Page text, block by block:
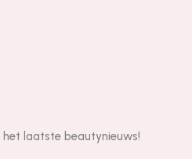
laatste beautynieuws!